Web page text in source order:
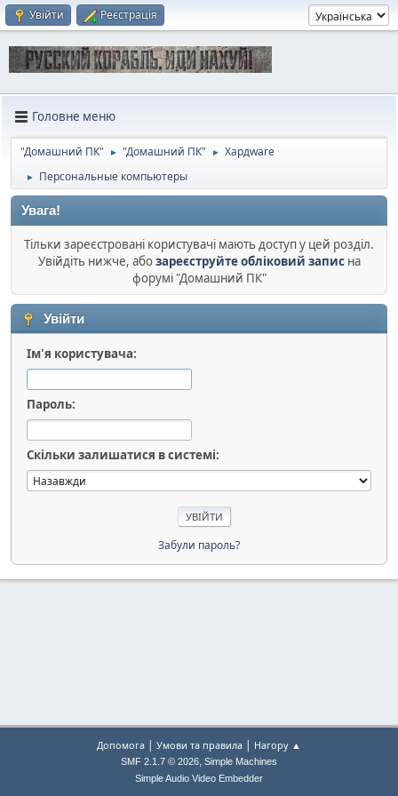
Увійти Реєстрація
Головне меню
"Домашний ПК" ► "Домашний ПК" ► Хардware
► Персональные компьютеры
Увага!
Тільки зареєстровані користувачі мають доступ у цей розділ.
Увійдіть нижче, абозареєструйте обліковий записна
форумі "Домашний ПК"
Увійти
Ім'я користувача:
Пароль:
Скільки залишатися в системі:
Забули пароль?
Допомога | Умови та правила | Нагору ▲
SMF 2.1.7 © 2026, Simple Machines
Simple Audio Video Embedder